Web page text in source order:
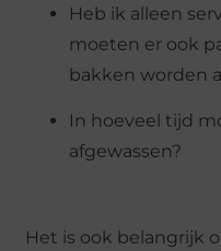
Heb ik alleen
moeten er ook
bakken worden
In hoeveel tijd
afgewassen?
Het is ook belangrijk